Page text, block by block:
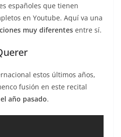
españoles que tienen
en Youtube. Aquí va una
muy diferentes entre sí.
estos últimos años,
fusión en este recital
año pasado.